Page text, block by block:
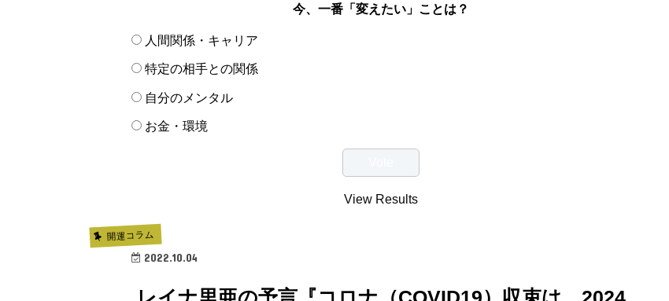
今、一番「変えたい」ことは？
人間関係・キャリア
特定の相手との関係
自分のメンタル
お金・環境
View Results
開運コラム
2022.10.04